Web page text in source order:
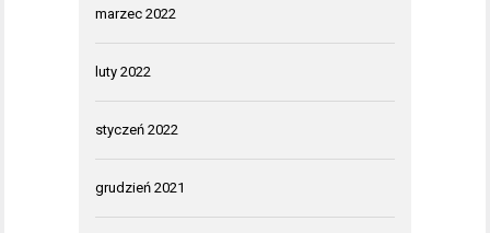
marzec 2022
luty 2022
styczeń 2022
grudzień 2021